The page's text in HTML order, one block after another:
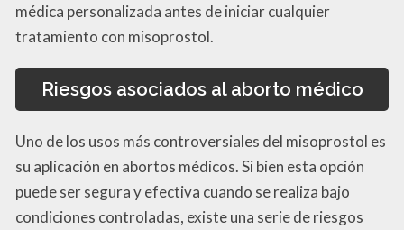
médica personalizada antes de iniciar cualquier
tratamiento con misoprostol.
Riesgos asociados al aborto médico
Uno de los usos más controversiales del misoprostol es
su aplicación en abortos médicos. Si bien esta opción
puede ser segura y efectiva cuando se realiza bajo
condiciones controladas, existe una serie de riesgos